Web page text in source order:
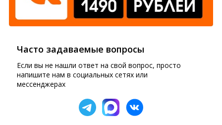
Часто задаваемые вопросы
Если вы не нашли ответ на свой вопрос, просто
напишите нам в социальных сетях или
мессенджерах